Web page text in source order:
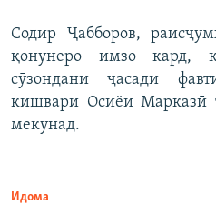
Содир Ҷабборов,
қонунеро имзо кард,
сӯзондани ҷасади
кишвари Осиёи Марказӣ
мекунад.
Идома